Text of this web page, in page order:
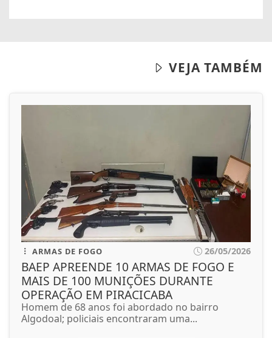
VEJA TAMBÉM
ARMAS DE FOGO 26/05/2026
BAEP APREENDE 10 ARMAS DE FOGO E
MAIS DE 100 MUNIÇÕES DURANTE
OPERAÇÃO EM PIRACICABA
Homem de 68 anos foi abordado no bairro
Algodoal; policiais encontraram uma...